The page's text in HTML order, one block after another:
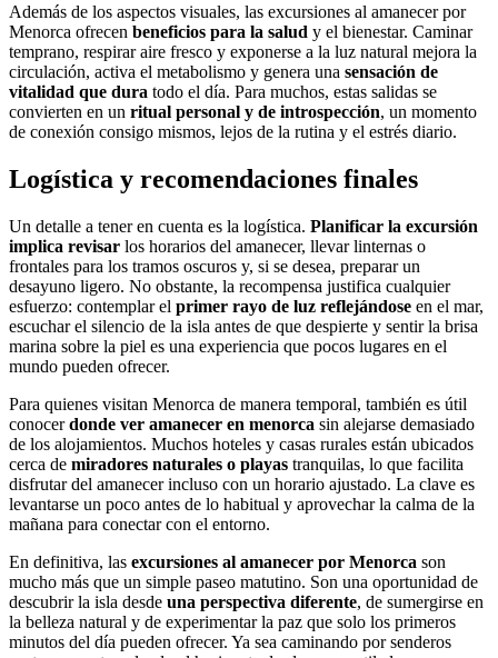
Además de los aspectos visuales, las excursiones al amanecer por
Menorca ofrecen beneficios para la salud y el bienestar. Caminar
temprano, respirar aire fresco y exponerse a la luz natural mejora la
circulación, activa el metabolismo y genera una sensación de
vitalidad que dura todo el día. Para muchos, estas salidas se
convierten en un ritual personal y de introspección, un momento
de conexión consigo mismos, lejos de la rutina y el estrés diario.
Logística y recomendaciones finales
Un detalle a tener en cuenta es la logística. Planificar la excursión
implica revisar los horarios del amanecer, llevar linternas o
frontales para los tramos oscuros y, si se desea, preparar un
desayuno ligero. No obstante, la recompensa justifica cualquier
esfuerzo: contemplar el primer rayo de luz reflejándose en el mar,
escuchar el silencio de la isla antes de que despierte y sentir la brisa
marina sobre la piel es una experiencia que pocos lugares en el
mundo pueden ofrecer.
Para quienes visitan Menorca de manera temporal, también es útil
conocerdonde ver amanecer en menorca sin alejarse demasiado
de los alojamientos. Muchos hoteles y casas rurales están ubicados
cerca de miradores naturales o playas tranquilas, lo que facilita
disfrutar del amanecer incluso con un horario ajustado. La clave es
levantarse un poco antes de lo habitual y aprovechar la calma de la
mañana para conectar con el entorno.
En definitiva, las excursiones al amanecer por Menorca son
mucho más que un simple paseo matutino. Son una oportunidad de
descubrir la isla desde una perspectiva diferente, de sumergirse en
la belleza natural y de experimentar la paz que solo los primeros
minutos del día pueden ofrecer. Ya sea caminando por senderos